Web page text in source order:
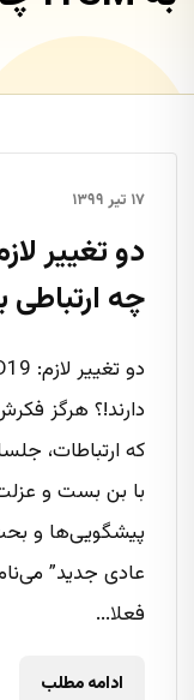
۱۷ تیر ۱۳۹۹
چه ارتباطی
دارند!؟ هرگز
که ارتباطات،
با بن بست و
پیشگویی‌ها و
عادی جدید”
فعلا...
ادامه مطلب